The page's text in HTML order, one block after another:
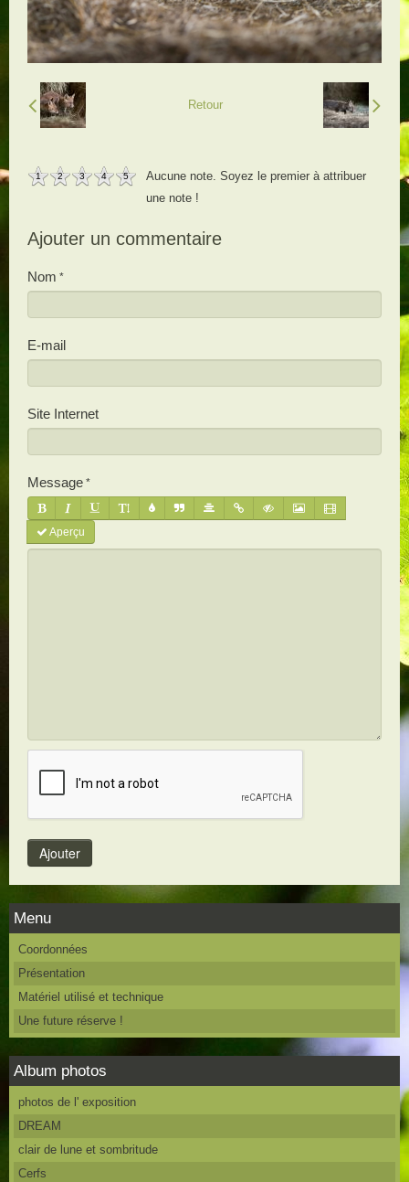
Retour
1 2 3 4 5
Aucune note. Soyez le premier à attribuer
une note !
Ajouter un commentaire
Nom
E-mail
Site Internet
Message
Aperçu
Menu
Coordonnées
Présentation
Matériel utilisé et technique
Une future réserve !
Album photos
photos de l' exposition
DREAM
clair de lune et sombritude
Cerfs